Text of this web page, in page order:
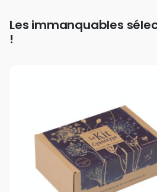
Les immanquables
!